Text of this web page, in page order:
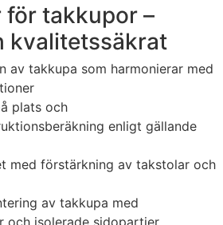
för takkupor –
kvalitetssäkrat
av takkupa som harmonierar med
plats och
enligt gällande
med förstärkning av takstolar och
av takkupa med
och isolerade sidopartier